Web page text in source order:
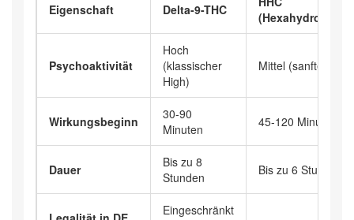
Eigenschaft Delta-9-THC
Psychoaktivität
Hoch
(klassischer
High)
Mittel (sanfter
Wirkungsbeginn
30-90
Minuten
45-120 Minuten
Dauer
Bis zu 8
Stunden
Bis zu 6 Stunden
Eingeschränkt